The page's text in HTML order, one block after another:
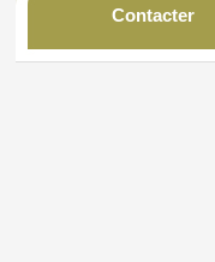
Contacter